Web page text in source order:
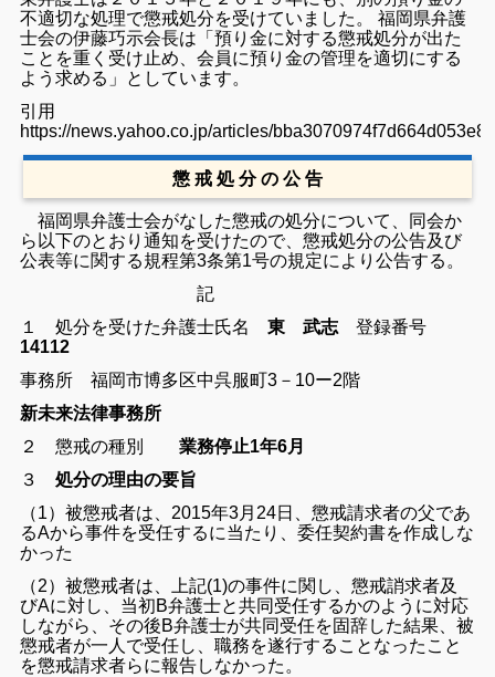
不適切な処理で懲戒処分を受けていました。 福岡県弁護
士会の伊藤巧示会長は「預り金に対する懲戒処分が出た
ことを重く受け止め、会員に預り金の管理を適切にする
よう求める」としています。
引用
https://news.yahoo.co.jp/articles/
懲 戒 処 分 の 公 告
福岡県弁護士会がなした懲戒の処分について、同会か
ら以下のとおり通知を受けたので、懲戒処分の公告及び
公表等に関する規程第3条第1号の規定により公告する。
記
１ 処分を受けた弁護士氏名 東 武志登録番号
14112
事務所 福岡市博多区中呉服町3－10ー2階
新未来法律事務所
２ 懲戒の種別業務停止1年6月
３処分の理由の要旨
（1）被懲戒者は、2015年3月24日、懲戒請求者の父であ
るAから事件を受任するに当たり、委任契約書を作成しな
かった
（2）被懲戒者は、上記(1)の事件に関し、懲戒誚求者及
びAに対し、当初B弁護士と共同受任するかのように対応
しながら、その後B弁護士が共同受任を固辞した結果、被
懲戒者が一人で受任し、職務を遂行することなったこと
を懲戒請求者らに報告しなかった。